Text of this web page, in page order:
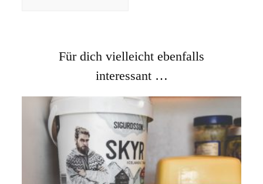
Für dich vielleicht ebenfalls
interessant …